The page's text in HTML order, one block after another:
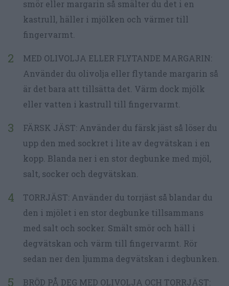
smör eller margarin så smälter du det i en
kastrull, häller i mjölken och värmer till
fingervarmt.
MED OLIVOLJA ELLER FLYTANDE MARGARIN:
Använder du olivolja eller flytande margarin så
är det bara att tillsätta det. Värm dock mjölk
eller vatten i kastrull till fingervarmt.
FÄRSK JÄST: Använder du färsk jäst så löser du
upp den med sockret i lite av degvätskan i en
kopp. Blanda ner i en stor degbunke med mjöl,
salt, socker och degvätskan.
TORRJÄST: Använder du torrjäst så blandar du
den i mjölet i en stor degbunke tillsammans
med salt och socker. Smält smör och häll i
degvätskan och värm till fingervarmt. Rör
sedan ner den ljumma degvätskan i degbunken.
BRÖD PÅ DEG MED OLIVOLJA OCH TORRJÄST: